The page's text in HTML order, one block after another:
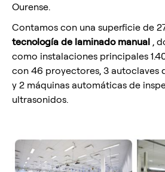
Ourense.
Contamos con una superficie de
tecnología de laminado manual ,
como instalaciones principales
con 46 proyectores, 3 autoclaves
y 2 máquinas automáticas de
ultrasonidos.